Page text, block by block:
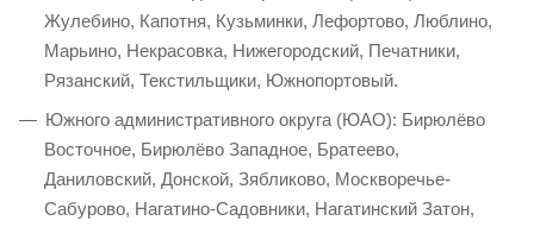
Жулебино, Капотня, Кузьминки, Лефортово, Люблино,
Марьино, Некрасовка, Нижегородский, Печатники,
Рязанский, Текстильщики, Южнопортовый.
Южного административного округа (ЮАО): Бирюлёво
Восточное, Бирюлёво Западное, Братеево,
Даниловский, Донской, Зябликово, Москворечье-
Сабурово, Нагатино-Садовники, Нагатинский Затон,